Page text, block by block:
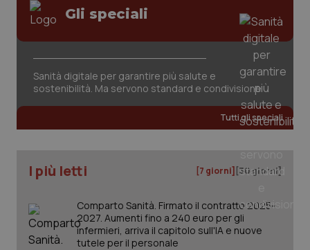
Gli speciali
Sanità digitale per garantire più salute e
sostenibilità. Ma servono standard e condivisione
Tutti gli speciali
I più letti [7 giorni] [30 giorni]
Comparto Sanità. Firmato il contratto 2025-
2027. Aumenti fino a 240 euro per gli
infermieri, arriva il capitolo sull'IA e nuove
tutele per il personale
CookieScriptConsent
www.quotidianosanita.it
tracking-enable